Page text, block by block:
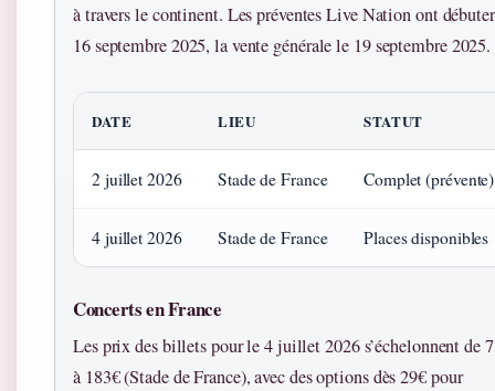
à travers le continent. Les préventes Live Nation ont
16 septembre 2025, la vente générale le 19 septembre 2025.
DATE LIEU STATUT
2 juillet 2026 Stade de France Complet (prévente)
4 juillet 2026 Stade de France Places disponibles
Concerts en France
Les prix des billets pour le 4 juillet 2026 s’échelonnent de
à 183€ (Stade de France), avec des options dès 29€ pour